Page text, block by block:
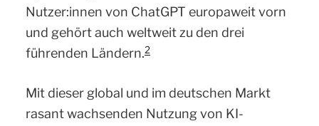
Nutzer:innen von ChatGPT europaweit vorn
und gehört auch weltweit zu den drei
führenden Ländern.2
Mit dieser global und im deutschen Markt
rasant wachsenden Nutzung von KI-